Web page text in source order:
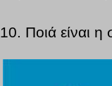
10. Ποιά είναι